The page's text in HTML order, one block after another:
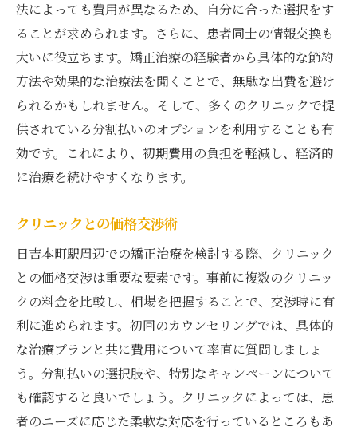
法によっても費用が異なるため、自分に合った選択をす
ることが求められます。さらに、患者同士の情報交換も
大いに役立ちます。矯正治療の経験者から具体的な節約
方法や効果的な治療法を聞くことで、無駄な出費を避け
られるかもしれません。そして、多くのクリニックで提
供されている分割払いのオプションを利用することも有
効です。これにより、初期費用の負担を軽減し、経済的
に治療を続けやすくなります。
クリニックとの価格交渉術
日吉本町駅周辺での矯正治療を検討する際、クリニック
との価格交渉は重要な要素です。事前に複数のクリニッ
クの料金を比較し、相場を把握することで、交渉時に有
利に進められます。初回のカウンセリングでは、具体的
な治療プランと共に費用について率直に質問しましょ
う。分割払いの選択肢や、特別なキャンペーンについて
も確認すると良いでしょう。クリニックによっては、患
者のニーズに応じた柔軟な対応を行っているところもあ